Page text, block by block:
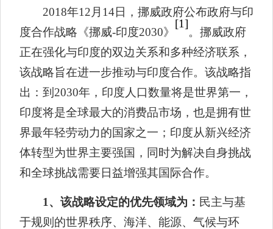
2018年12 月 14日，挪威政府公布政府与印
度合作战略《挪威-印度2030》
[1]
。挪威政府
正在强化与印度的双边关系和多种经济联系，
该战略旨在进一步推动与印度合作。该战略指
出：到 2030年，印度人口数量将是世界第一，
印度将是全球最大的消费品市场，也是拥有世
界最年轻劳动力的国家之一；印度从新兴经济
体转型为世界主要强国，同时为解决自身挑战
和全球挑战需要日益增强其国际合作。
1 、该战略设定的优先领域为： 民主与基
于规则的世界秩序、海洋、能源、气候与环